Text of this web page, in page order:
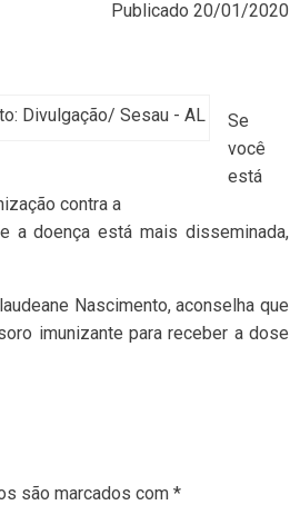
Publicado 20/01/2020
Divulgação/ Sesau - AL
Se
você
está
contra a
a doença está mais disseminada,
Nascimento, aconselha que
imunizante para receber a dose
são marcados com *